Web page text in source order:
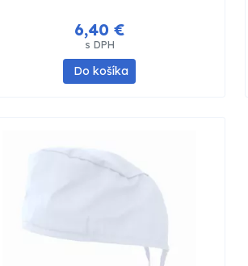
6,40 €
s DPH
Do košíka